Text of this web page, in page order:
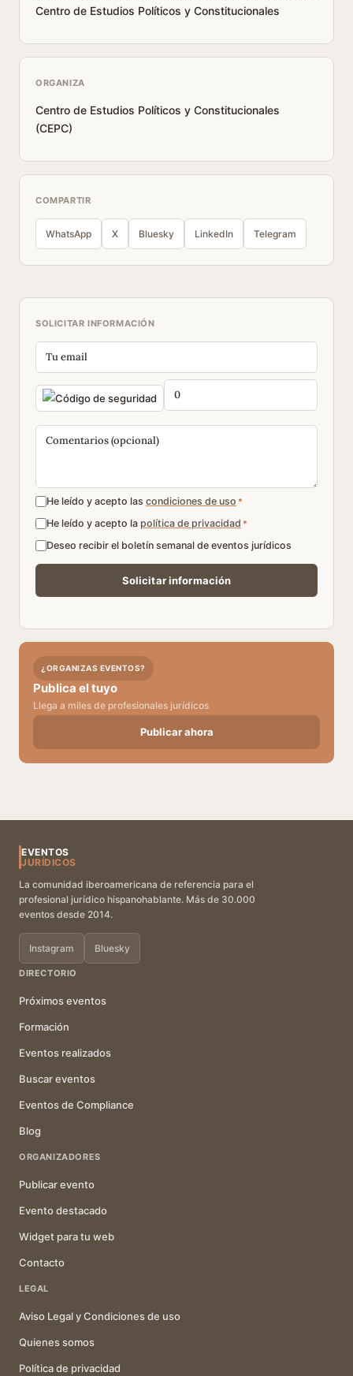
Centro de Estudios Políticos y Constitucionales
ORGANIZA
Centro de Estudios Políticos y Constitucionales
(CEPC)
COMPARTIR
WhatsApp X Bluesky LinkedIn Telegram
SOLICITAR INFORMACIÓN
He leído y acepto las condiciones de uso *
He leído y acepto la política de privacidad *
Deseo recibir el boletín semanal de eventos jurídicos
¿ORGANIZAS EVENTOS?
Publica el tuyo
Llega a miles de profesionales jurídicos
Publicar ahora
EVENTOS
JURÍDICOS
La comunidad iberoamericana de referencia para el
profesional jurídico hispanohablante. Más de 30.000
eventos desde 2014.
Instagram Bluesky
DIRECTORIO
Próximos eventos
Formación
Eventos realizados
Buscar eventos
Eventos de Compliance
Blog
ORGANIZADORES
Publicar evento
Evento destacado
Widget para tu web
Contacto
LEGAL
Aviso Legal y Condiciones de uso
Quienes somos
Política de privacidad